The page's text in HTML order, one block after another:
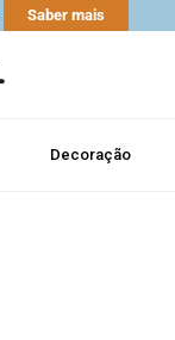
Saber mais
Decoração